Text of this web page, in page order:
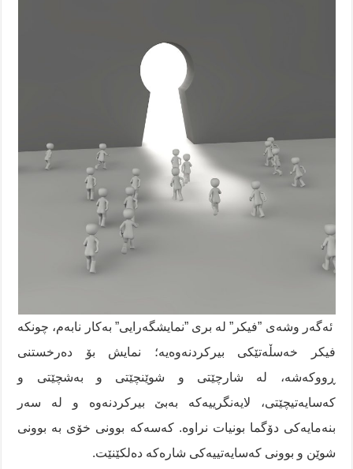
ئەگەر وشەی ”فیکر” لە بری ”نمایشگەرایی” بەکار نابەم، چونکە
فیکر خەسڵەتێکی بیرکردنەوەیە؛ نمایش بۆ دەرخستنی
ڕووکەشە، لە شارچێتی و شوێنچێتی و بەشچێتی و
کەسایەتیچێتی، لایەنگرییەکە بەبێ بیرکردنەوە و لە سەر
بنەمایەکی دۆگما بونیات نراوە. کەسەکە بوونی خۆی بە بوونی
شوێن و بوونی کەسایەتییەکی شارەکە دەلکێنێت.